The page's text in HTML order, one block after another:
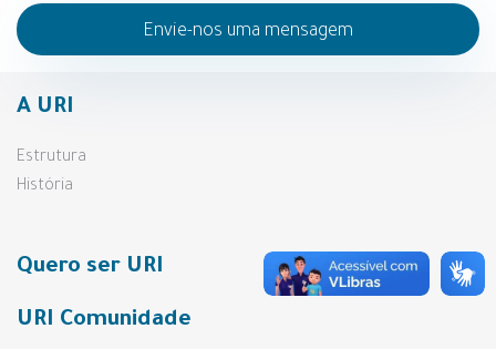
Envie-nos uma mensagem
A URI
Estrutura
História
Quero ser URI
URI Comunidade